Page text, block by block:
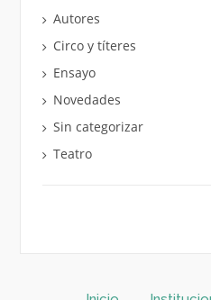
Autores
Circo y títeres
Ensayo
Novedades
Sin categorizar
Teatro